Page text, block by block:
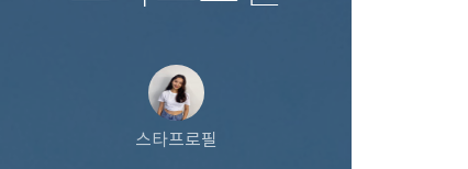
스타프로필